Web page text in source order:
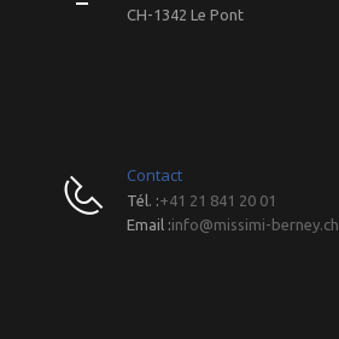
CH-1342 Le Pont
Contact
Tél. :+41 21 841 20 01
Email :info@missimi-berney.ch